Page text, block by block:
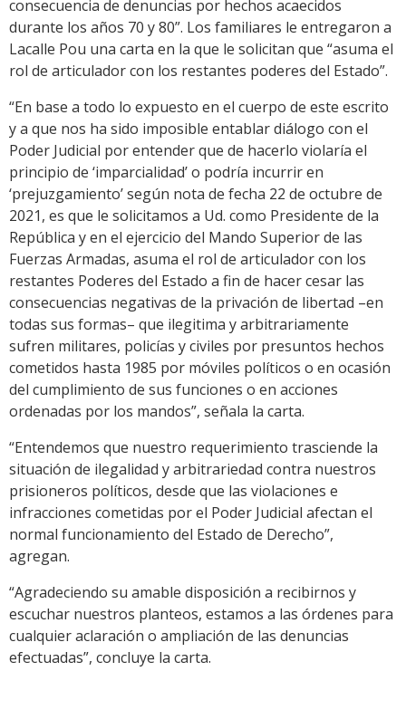
consecuencia de denuncias por hechos acaecidos
durante los años 70 y 80”. Los familiares le entregaron a
Lacalle Pou una carta en la que le solicitan que “asuma el
rol de articulador con los restantes poderes del Estado”.
“En base a todo lo expuesto en el cuerpo de este escrito
y a que nos ha sido imposible entablar diálogo con el
Poder Judicial por entender que de hacerlo violaría el
principio de ‘imparcialidad’ o podría incurrir en
‘prejuzgamiento’ según nota de fecha 22 de octubre de
2021, es que le solicitamos a Ud. como Presidente de la
República y en el ejercicio del Mando Superior de las
Fuerzas Armadas, asuma el rol de articulador con los
restantes Poderes del Estado a fin de hacer cesar las
consecuencias negativas de la privación de libertad –en
todas sus formas– que ilegitima y arbitrariamente
sufren militares, policías y civiles por presuntos hechos
cometidos hasta 1985 por móviles políticos o en ocasión
del cumplimiento de sus funciones o en acciones
ordenadas por los mandos”, señala la carta.
“Entendemos que nuestro requerimiento trasciende la
situación de ilegalidad y arbitrariedad contra nuestros
prisioneros políticos, desde que las violaciones e
infracciones cometidas por el Poder Judicial afectan el
normal funcionamiento del Estado de Derecho”,
agregan.
“Agradeciendo su amable disposición a recibirnos y
escuchar nuestros planteos, estamos a las órdenes para
cualquier aclaración o ampliación de las denuncias
efectuadas”, concluye la carta.